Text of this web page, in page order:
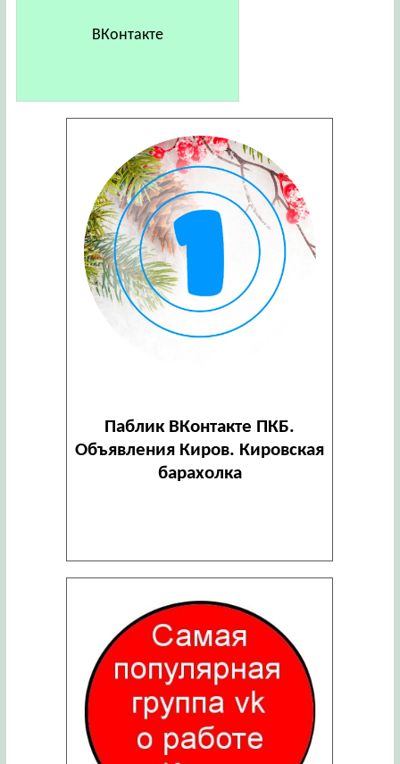
ВКонтакте
Паблик ВКонтакте ПКБ.
Объявления Киров. Кировская
барахолка